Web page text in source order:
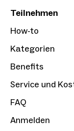
Teilnehmen
How-to
Kategorien
Benefits
Service und
FAQ
Anmelden